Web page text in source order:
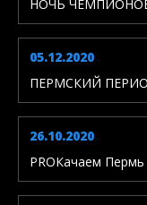
НОЧЬ
05.12.2020
ПЕРМСКИЙ
26.10.2020
PROКачаем Пермь